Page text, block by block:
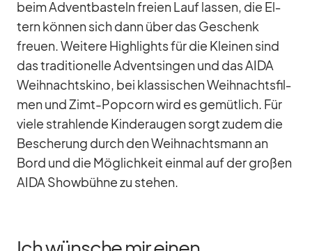
beim Ad­vent­bas­teln freien Lauf las­sen, die El­
tern kön­nen sich dann über das Ge­schenk
freuen. Wei­tere High­lights für die Klei­nen sind
das tra­di­tio­nelle Ad­vent­sin­gen und das AIDA
Weih­nachts­kino, bei klas­si­schen Weih­nachts­fil­
men und Zimt-Pop­corn wird es ge­müt­lich. Für
viele strah­lende Kin­der­au­gen sorgt zu­dem die
Be­sche­rung durch den Weih­nachts­mann an
Bord und die Mög­lich­keit ein­mal auf der gro­ßen
AIDA Show­bühne zu ste­hen.